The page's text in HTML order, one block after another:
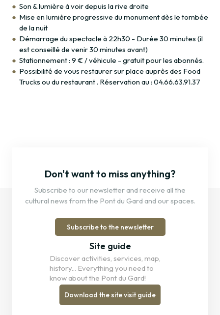
Son & lumière à voir depuis la rive droite
Mise en lumière progressive du monument dès le tombée
de la nuit
Démarrage du spectacle à 22h30 - Durée 30 minutes (il
est conseillé de venir 30 minutes avant)
Stationnement : 9 € / véhicule - gratuit pour les abonnés.
Possibilité de vous restaurer sur place auprès des Food
Trucks ou du restaurant . Réservation au : 04.66.63.91.37
Don't want to miss anything?
Subscribe to our newsletter and receive all the
cultural news from the Pont du Gard and our spaces.
Subscribe to the newsletter
Site guide
Discover activities, services, map,
history... Everything you need to
know about the Pont du Gard!
Download the site visit guide